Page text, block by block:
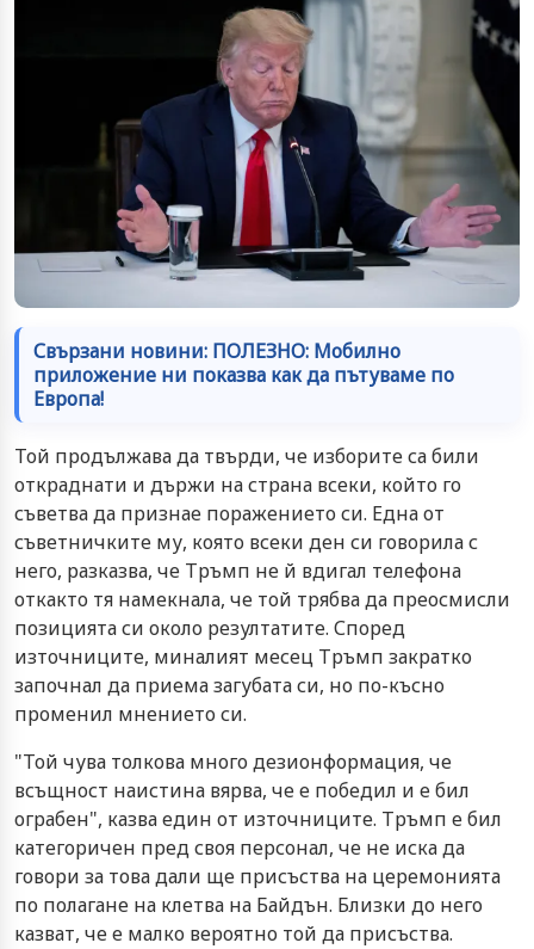
Свързани новини: ПОЛЕЗНО: Мобилно
приложение ни показва как да пътуваме по
Европа!
Той продължава да твърди, че изборите са били
откраднати и държи на страна всеки, който го
съветва да признае поражението си. Една от
съветничките му, която всеки ден си говорила с
него, разказва, че Тръмп не й вдигал телефона
откакто тя намекнала, че той трябва да преосмисли
позицията си около резултатите. Според
източниците, миналият месец Тръмп закратко
започнал да приема загубата си, но по-късно
променил мнението си.
"Той чува толкова много дезионформация, че
всъщност наистина вярва, че е победил и е бил
ограбен", казва един от източниците. Тръмп е бил
категоричен пред своя персонал, че не иска да
говори за това дали ще присъства на церемонията
по полагане на клетва на Байдън. Близки до него
казват, че е малко вероятно той да присъства.